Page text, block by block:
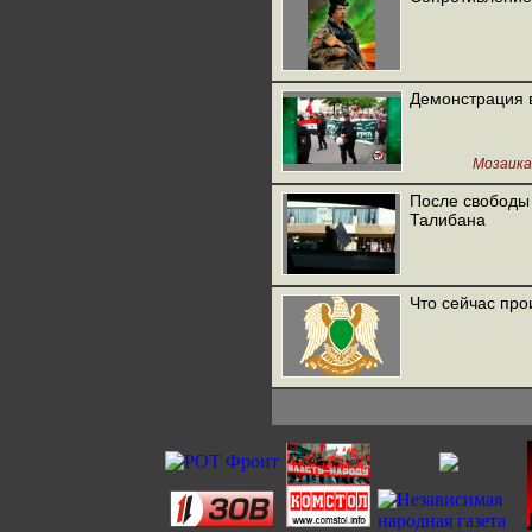
Демонстрация
Мозаика
После
Талибана
Что сейчас